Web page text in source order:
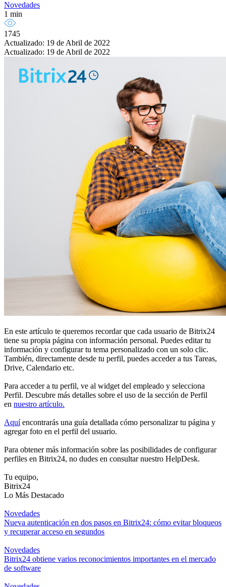
Novedades
1 min
1745
Actualizado: 19 de Abril de 2022
Actualizado: 19 de Abril de 2022
En este artículo te queremos recordar que cada usuario de Bitrix24
tiene su propia página con información personal. Puedes editar tu
información y configurar tu tema personalizado con un solo clic.
También, directamente desde tu perfil, puedes acceder a tus Tareas,
Drive, Calendario etc.
Para acceder a tu perfil, ve al widget del empleado y selecciona
Perfil. Descubre más detalles sobre el uso de la sección de Perfil
en nuestro artículo.
Aquíencontrarás una guía detallada cómo personalizar tu página y
agregar foto en el perfil del usuario.
Para obtener más información sobre las posibilidades de configurar
perfiles en Bitrix24, no dudes en consultar nuestro HelpDesk.
Tu equipo,
Bitrix24
Lo Más Destacado
Novedades
Nueva autenticación en dos pasos en Bitrix24: cómo evitar bloqueos
y recuperar acceso en segundos
Novedades
Bitrix24 obtiene varios reconocimientos importantes en el mercado
de software